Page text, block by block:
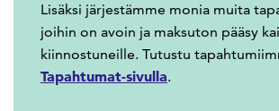
Lisäksi järjestämme monia muita
joihin on avoin ja maksuton pääsy
kiinnostuneille. Tutustu
Tapahtumat-sivulla.